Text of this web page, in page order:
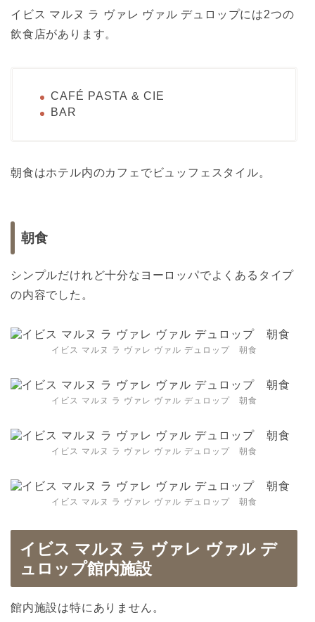
イビス マルヌ ラ ヴァレ ヴァル デュロップには2つの
飲食店があります。
CAFÉ PASTA & CIE
BAR
朝食はホテル内のカフェでビュッフェスタイル。
朝食
シンプルだけれど十分なヨーロッパでよくあるタイプ
の内容でした。
イビス マルヌ ラ ヴァレ ヴァル デュロップ 朝食
イビス マルヌ ラ ヴァレ ヴァル デュロップ 朝食
イビス マルヌ ラ ヴァレ ヴァル デュロップ 朝食
イビス マルヌ ラ ヴァレ ヴァル デュロップ 朝食
イビス マルヌ ラ ヴァレ ヴァル デ
ュロップ館内施設
館内施設は特にありません。